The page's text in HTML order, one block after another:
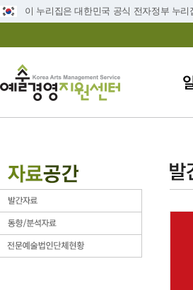
이 누리집은 대한민국 공식 전자정부 누리